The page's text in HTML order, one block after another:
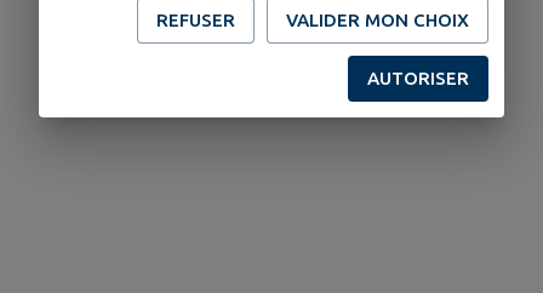
REFUSER VALIDER MON CHOIX
AUTORISER